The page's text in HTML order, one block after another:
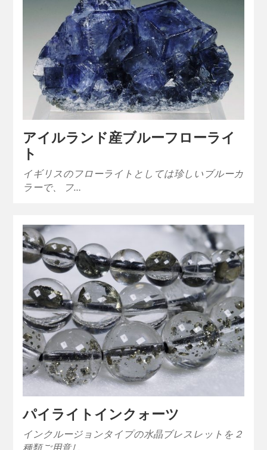
アイルランド産ブルーフローライ
ト
イギリスのフローライトとしては珍しいブルーカ
ラーで、 フ…
パイライトインクォーツ
インクルージョンタイプの水晶ブレスレットを２
種類ご用意し…